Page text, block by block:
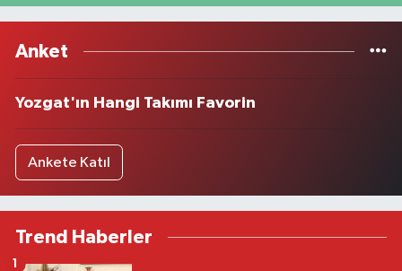
Anket
Yozgat'ın Hangi Takımı Favorin
Ankete Katıl
Trend Haberler
1